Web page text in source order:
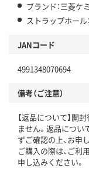
ブランド：三菱ケ
ストラップホール
JANコード
4991348070694
備考（ご注意）
【返品について】開
ません。返品につい
ずご確認の上、お申
ご購入の際は、ご利
申し込みください。